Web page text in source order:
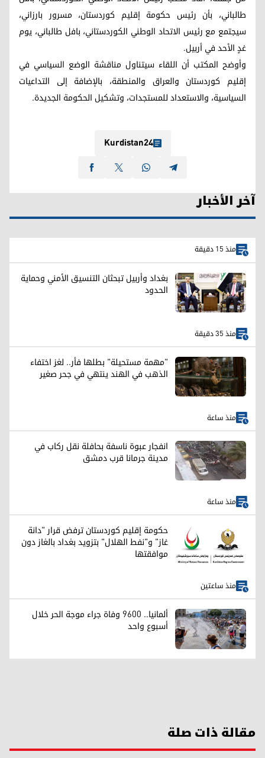
طالباني، بأن رئيس حكومة إقليم كوردستان، مسرور بارزاني،
سيجتمع مع رئيس الاتحاد الوطني الكوردستاني، بافل طالباني، يوم
غدٍ الأحد في أربيل.
وأوضح المكتب أن اللقاء سيتناول مناقشة الوضع السياسي في
إقليم كوردستان والعراق والمنطقة، بالإضافة إلى التداعيات
السياسية، والاستعداد للمستجدات، وتشكيل الحكومة الجديدة.
Kurdistan24
آخر الأخبار
منذ 15 دقيقة
بغداد وأربيل تبحثان التنسيق الأمني وحماية
الحدود
منذ 35 دقيقة
"مهمة مستحيلة" بطلها فأر.. لغز اختفاء
الذهب في الهند ينتهي في جحر صغير
منذ ساعة
انفجار عبوة ناسفة بحافلة نقل ركاب في
مدينة جرمانا قرب دمشق
منذ ساعة
حكومة إقليم كوردستان ترفض قرار "دانة
غاز" و"نفط الهلال" بتزويد بغداد بالغاز دون
موافقتها
منذ ساعتين
ألمانيا.. 9600 وفاة جراء موجة الحر خلال
أسبوع واحد
مقالة ذات صلة